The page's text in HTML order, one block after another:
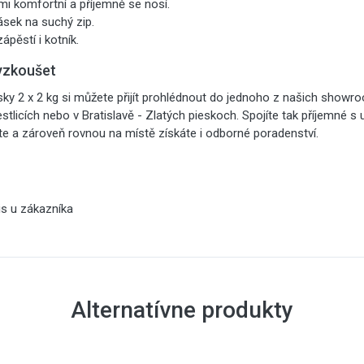
komfortní a příjemně se nosí.
na suchý zip.
i kotník.
2 x 2 kg si můžete přijít prohlédnout do jednoho z našich
nebo v Bratislavě - Zlatých pieskoch. Spojíte tak příjemné s
a zároveň rovnou na místě získáte i odborné poradenství.
u zákazníka
Alternatívne produkty